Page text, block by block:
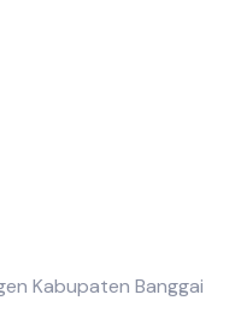
Kabupaten Banggai